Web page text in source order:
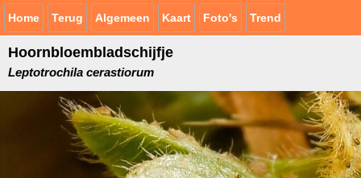
Home Terug Algemeen Kaart Foto's Trend
Hoornbloembladschijfje
Leptotrochila cerastiorum